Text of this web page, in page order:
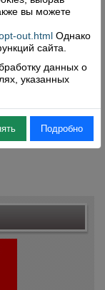
вы можете
out.html Однако
сайта.
данных о
указанных
Подробно